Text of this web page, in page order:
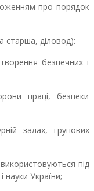
про порядок
старша, діловод):
безпечних і
праці, безпеки
залах, групових
під
науки України;